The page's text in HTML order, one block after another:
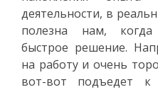
деятельности, в
полезна нам,
быстрое решение.
на работу и очень
вот-вот подъедет к